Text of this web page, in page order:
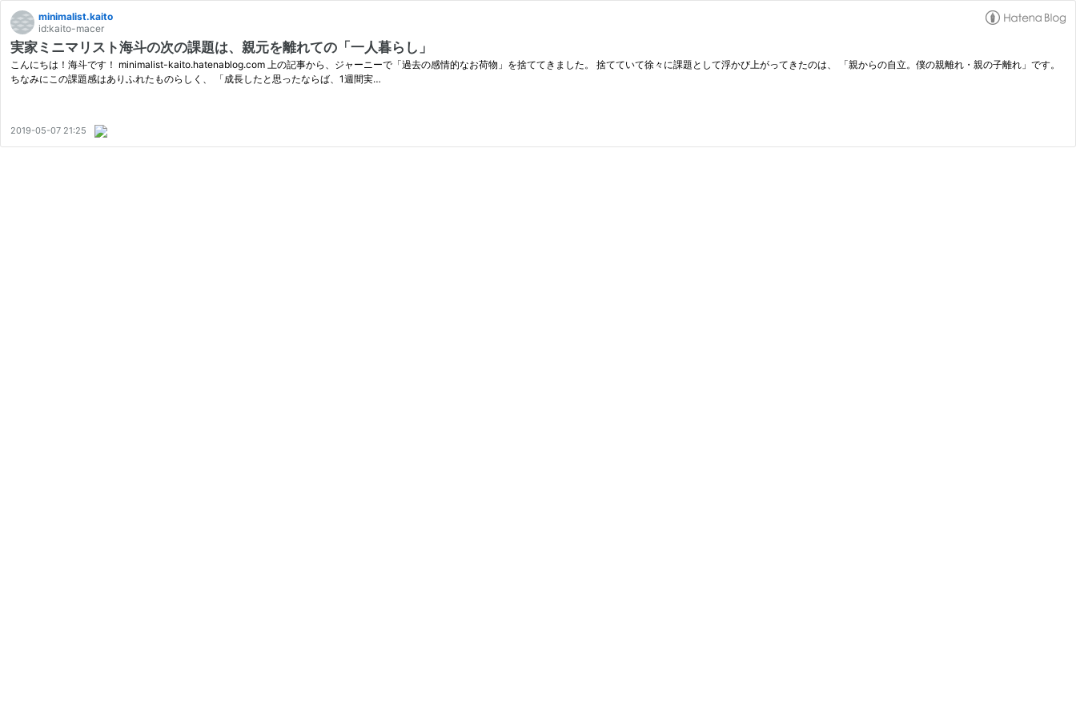
minimalist.kaito
id:kaito-macer
実家ミニマリスト海斗の次の課題は、親元を離れての「一人暮らし」
こんにちは！海斗です！ minimalist-kaito.hatenablog.com 上の記事から、ジャーニーで「過去の感情的なお荷物」を捨ててきました。 捨てていて徐々に課題として浮かび上がってきたのは、 「親からの自立。僕の親離れ・親の子離れ」です。
ちなみにこの課題感はありふれたものらしく、 「成長したと思ったならば、1週間実…
2019-05-07 21:25